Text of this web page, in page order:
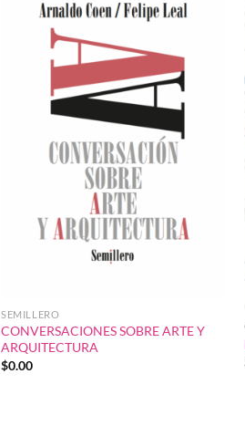
SEMILLERO
CONVERSACIONES SOBRE ARTE Y
ARQUITECTURA
$0.00